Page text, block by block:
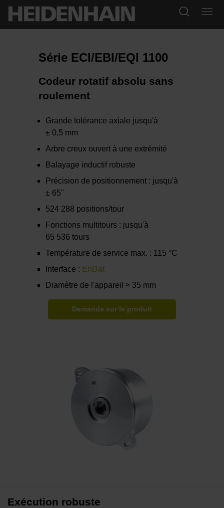
Série ECI/EBI/EQI 1100
Codeur rotatif absolu sans
roulement
Grande tolérance axiale jusqu'à
± 0,5 mm
Arbre creux ouvert à une extrémité
Balayage inductif robuste
Précision de positionnement : jusqu'à
± 65"
524 288 positions/tour
Fonctions multitours : jusqu'à
65 536 tours
Température de service max. : 115 °C
Interface : EnDat
Diamètre de l'appareil ≈ 35 mm
Demande sur le produit
Exécution robuste